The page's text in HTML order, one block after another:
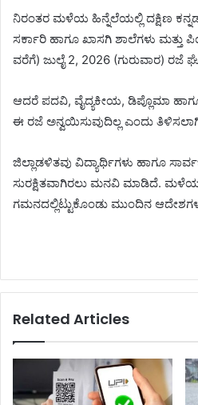
ನಿರಂತರ ಮಳೆಯ ಹಿನ್ನೆಲೆಯಲ್ಲಿ ದಕ್ಷಿಣ
ಸರ್ಕಾರಿ ಹಾಗೂ ಖಾಸಗಿ ಶಾಲೆಗಳು ಮತ್ತು
ವರೆಗೆ) ಜುಲೈ 2, 2026 (ಗುರುವಾರ)
ಆದರೆ ಪದವಿ, ವೈದ್ಯಕೀಯ, ಡಿಪ್ಲೊಮಾ
ಈ ರಜೆ ಅನ್ವಯಿಸುವುದಿಲ್ಲ ಎಂದು
ಜಿಲ್ಲಾಡಳಿತವು ವಿದ್ಯಾರ್ಥಿಗಳು ಹಾಗೂ
ಸುರಕ್ಷಿತವಾಗಿರಲು ಮನವಿ ಮಾಡಿದೆ. ಮಳೆಯ
ಗಮನದಲ್ಲಿಟ್ಟುಕೊಂಡು ಮುಂದಿನ
Related Articles